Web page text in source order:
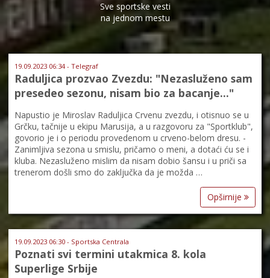
Sve sportske vesti
na jednom mestu
19.09.2023 06:34 - Telegraf
Raduljica prozvao Zvezdu: "Nezasluženo sam
presedeo sezonu, nisam bio za bacanje..."
Napustio je Miroslav Raduljica Crvenu zvezdu, i otisnuo se u
Grčku, tačnije u ekipu Marusija, a u razgovoru za "Sportklub",
govorio je i o periodu provedenom u crveno-belom dresu. -
Zanimljiva sezona u smislu, pričamo o meni, a dotaći ću se i
kluba. Nezasluženo mislim da nisam dobio šansu i u priči sa
trenerom došli smo do zaključka da je možda …
Opširnije
19.09.2023 06:30 - Sportska Centrala
Poznati svi termini utakmica 8. kola
Superlige Srbije